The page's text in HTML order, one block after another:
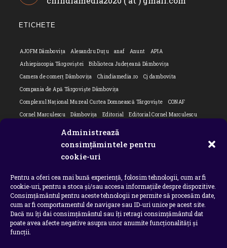
Administrează
consimțămintele pentru
cookie-uri
Pentru a oferi cea mai bună experiență, folosim tehnologii, cum ar fi
cookie-uri, pentru a stoca și/sau accesa informațiile despre dispozitive.
Consimțământul pentru aceste tehnologii ne permite să procesăm date,
cum ar fi comportamentul de navigare sau ID-uri unice pe acest site.
Dacă nu îți dai consimțământul sau îți retragi consimțământul dat
poate avea afecte negative asupra unor anumite funcționalități și
funcții.
your
ETICHETE
AJOFM Dâmbovița Alesandru Duțu anaf Anunt
APIA
Arhiepiscopia Târgoviștei
Biblioteca Județeană Dâmbovița
Camera de comerț Dâmbovița
Chindiamedia.ro
Cj dambovita
Compania de Apă Târgoviște Dâmbovița
Complexul Național Muzeal Curtea Domnească Târgoviște
CONAF
Cornel Marculescu
Dâmbovița Editorial
Editorial Cornel Marculescu
ipj dambovita
Isu dambovita Basarab I Dambovita
Ministerul Educației
ministerul sanatatii Nu-ți uita istoria
Oana Filip
Prefectura dambovita
Primaria Dragodana
Primaria Lucieni
primaria Răzvad
Primaria Ulmi primăria Târgoviște
PSD Dambovita
psiholog
Serial Situatia Covid 19 Dambovita
Situație Covid-19
Universitatea Valahia